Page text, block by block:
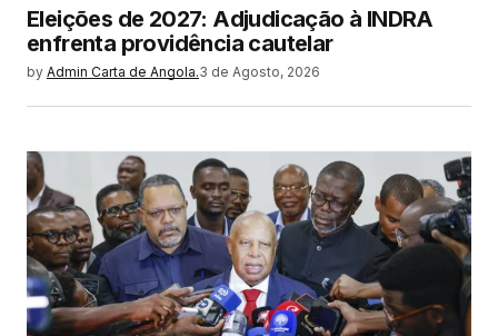
Eleições de 2027: Adjudicação à INDRA
enfrenta providência cautelar
by Admin Carta de Angola.3 de Agosto, 2026